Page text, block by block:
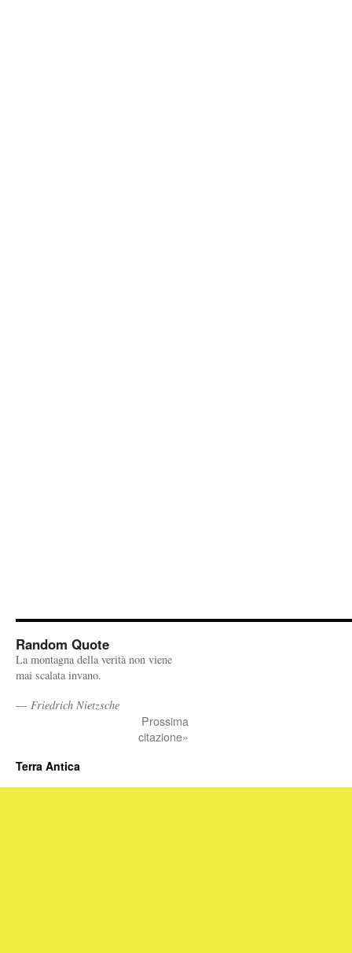
Random Quote
La montagna della verità non viene
mai scalata invano.
— Friedrich Nietzsche
Prossima
citazione»
Terra Antica